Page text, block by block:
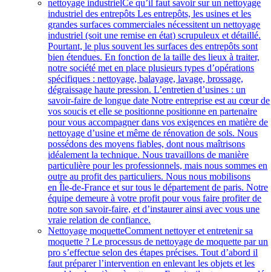
nettoyage industrielCe qu’il faut savoir sur un nettoyage
industriel des entrepôts Les entrepôts, les usines et les
grandes surfaces commerciales nécessitent un nettoyage
industriel (soit une remise en état) scrupuleux et détaillé.
Pourtant, le plus souvent les surfaces des entrepôts sont
bien étendues. En fonction de la taille des lieux à traiter,
notre société met en place plusieurs types d’opérations
spécifiques : nettoyage, balayage, lavage, brossage,
dégraissage haute pression. L’entretien d’usines : un
savoir-faire de longue date Notre entreprise est au cœur de
vos soucis et elle se positionne positionne en partenaire
pour vous accompagner dans vos exigences en matière de
nettoyage d’usine et même de rénovation de sols. Nous
possédons des moyens fiables, dont nous maîtrisons
idéalement la technique. Nous travaillons de manière
particulière pour les professionnels, mais nous sommes en
outre au profit des particuliers. Nous nous mobilisons
en Île-de-France et sur tous le département de paris. Notre
équipe demeure à votre profit pour vous faire profiter de
notre son savoir-faire, et d’instaurer ainsi avec vous une
vraie relation de confiance.
Nettoyage moquetteComment nettoyer et entretenir sa
moquette ? Le processus de nettoyage de moquette par un
pro s’effectue selon des étapes précises. Tout d’abord il
faut préparer l’intervention en enlevant les objets et les